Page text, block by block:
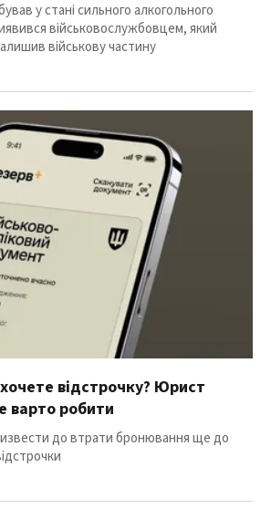
у стані сильного алкогольного
військовослужбовцем, який
військову частину
відстрочку? Юрист
варто робити
до втрати бронювання ще до